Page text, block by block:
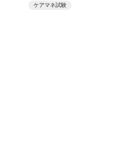
ケアマネ試験